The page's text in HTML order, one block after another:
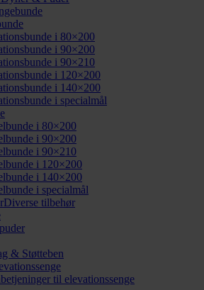
i 80×200
i 90×200
i 90×210
i 120×200
i 140×200
i specialmål
i 80×200
i 90×200
i 90×210
i 120×200
i 140×200
i specialmål
Diverse tilbehør
& Støtteben
til elevationssenge